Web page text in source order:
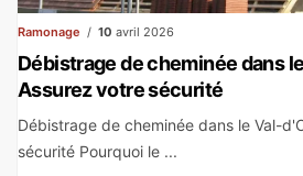
Ramonage 10 avril 2026
Débistrage de cheminée dans
Assurez votre sécurité
Débistrage de cheminée dans le Val-
sécurité Pourquoi le ...